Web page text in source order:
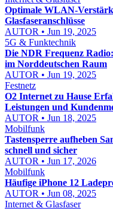
Optimale WLAN-
Glasfaseranschlüsse
AUTOR • Jun 19, 2025
5G & Funktechnik
Die NDR Frequenz
im Norddeutschen Raum
AUTOR • Jun 19, 2025
Festnetz
O2 Internet zu Hause
Leistungen und
AUTOR • Jun 18, 2025
Mobilfunk
Tastensperre aufheben
schnell und sicher
AUTOR • Jun 17, 2026
Mobilfunk
Häufige iPhone 12
AUTOR • Jun 08, 2025
Internet & Glasfaser